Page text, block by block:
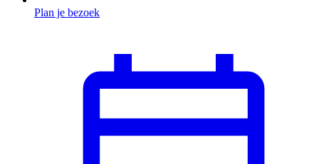
Plan je bezoek